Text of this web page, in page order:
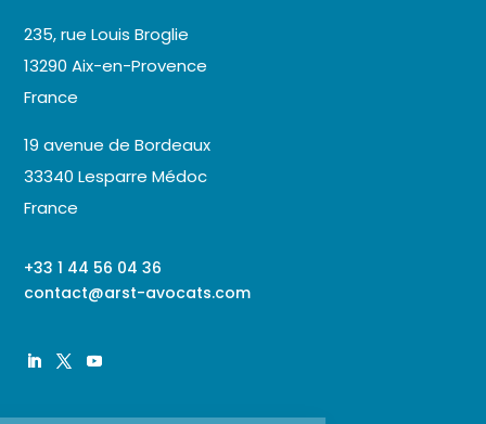
235, rue Louis Broglie
13290 Aix-en-Provence
France
19 avenue de Bordeaux
33340 Lesparre Médoc
France
+33 1 44 56 04 36
contact@arst-avocats.com